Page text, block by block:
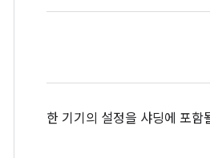
한 기기의 설정을 샤딩에 포함